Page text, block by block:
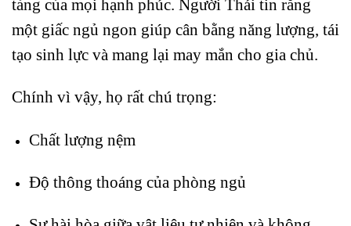
tảng của mọi hạnh phúc. Người Thái tin rằng
một giấc ngủ ngon giúp cân bằng năng lượng, tái
tạo sinh lực và mang lại may mắn cho gia chủ.
Chính vì vậy, họ rất chú trọng:
Chất lượng nệm
Độ thông thoáng của phòng ngủ